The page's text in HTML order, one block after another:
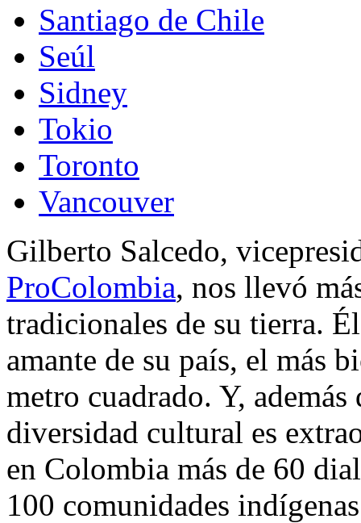
Santiago de Chile
Seúl
Sidney
Tokio
Toronto
Vancouver
Gilberto Salcedo,
ProColombia, nos llevó
tradicionales de su tierra.
amante de su país, el más
metro cuadrado. Y,
diversidad cultural es
en Colombia más de 60
100 comunidades